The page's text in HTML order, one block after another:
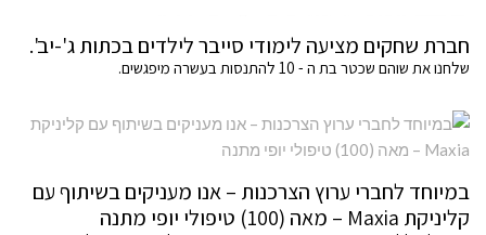
חברת שחקים מציעה לימודי סייבר לילדים בכתות ג'-יב'.
שלחנו את שוהם שכטר בת ה - 10 להתנסות בעשרה מיפגשים.
במיוחד לחברי ערוץ הצרכנות – אנו מעניקים בשיתוף עם
קליניקת Maxia – מאה (100) טיפולי יופי מתנה